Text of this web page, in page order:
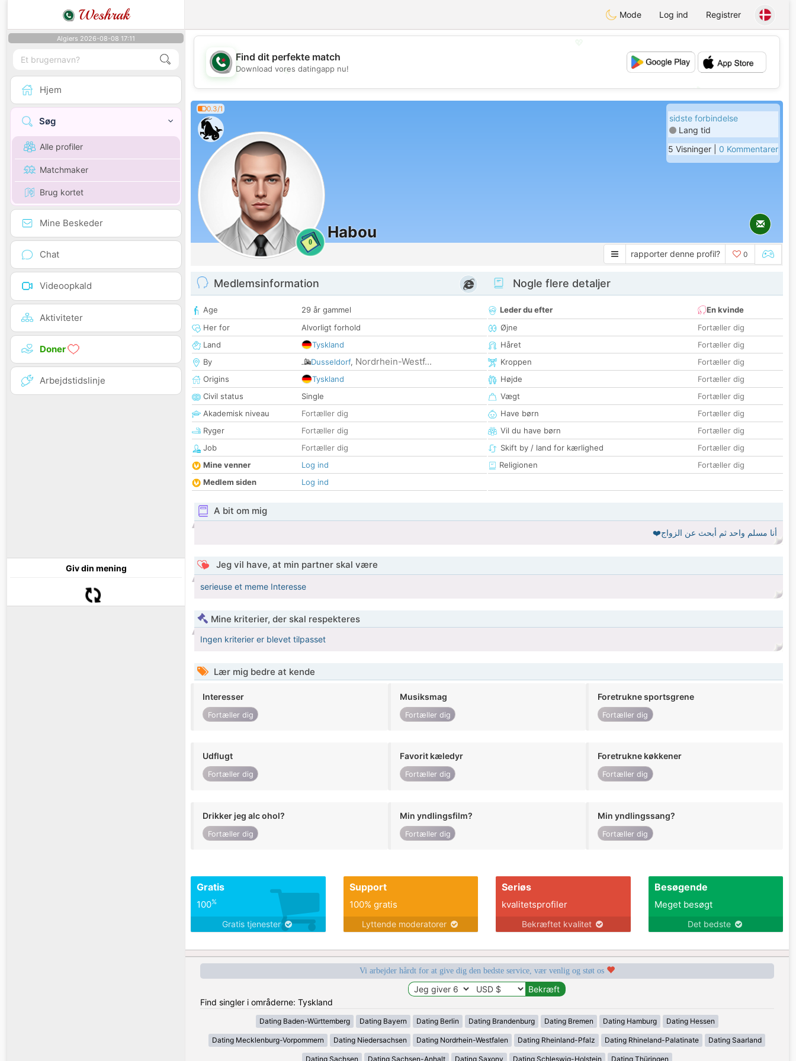
Weshrak Mode Log ind Registrer
Algiers 2026-08-08 17:11
Hjem
Søg
Alle profiler
Matchmaker
Brug kortet
Mine Beskeder
Chat
Videoopkald
Aktiviteter
Doner
Arbejdstidslinje
Giv din mening
💖
💕
Find dit perfekte match
Download vores datingapp nu!
0.3/1
0
Habou
sidste forbindelse
Lang tid
5 Visninger | 0 Kommentarer
rapporter denne profil? 0
Medlemsinformation
Age
29 år gammel
Her for
Alvorligt forhold
Land
Tyskland
By
Dusseldorf, Nordrhein-Westf...
Origins
Tyskland
Civil status
Single
Akademisk niveau
Fortæller dig
Ryger
Fortæller dig
Job
Fortæller dig
Mine venner
Log ind
Medlem siden
Log ind
Nogle flere detaljer
Leder du efter
En kvinde
Øjne
Fortæller dig
Håret
Fortæller dig
Kroppen
Fortæller dig
Højde
Fortæller dig
Vægt
Fortæller dig
Have børn
Fortæller dig
Vil du have børn
Fortæller dig
Skift by / land for kærlighed
Fortæller dig
Religionen
Fortæller dig
A bit om mig
أنا مسلم واحد ثم أبحث عن الزواج❤️
Jeg vil have, at min partner skal være
serieuse et meme Interesse
Mine kriterier, der skal respekteres
Ingen kriterier er blevet tilpasset
Lær mig bedre at kende
Interesser
Fortæller dig
Musiksmag
Fortæller dig
Foretrukne sportsgrene
Fortæller dig
Udflugt
Fortæller dig
Favorit kæledyr
Fortæller dig
Foretrukne køkkener
Fortæller dig
Drikker jeg alc ohol?
Fortæller dig
Min yndlingsfilm?
Fortæller dig
Min yndlingssang?
Fortæller dig
Gratis
100%
Gratis tjenester
Support
100% gratis
Lyttende moderatorer
Seriøs
kvalitetsprofiler
Bekræftet kvalitet
Besøgende
Meget besøgt
Det bedste
Vi arbejder hårdt for at give dig den bedste service, vær venlig og støt os
Find singler i områderne: Tyskland
Dating Baden-Württemberg Dating Bayern Dating Berlin Dating Brandenburg Dating Bremen Dating Hamburg Dating Hessen
Dating Mecklenburg-Vorpommern Dating Niedersachsen Dating Nordrhein-Westfalen Dating Rheinland-Pfalz Dating Rhineland-Palatinate Dating Saarland
Dating Sachsen Dating Sachsen-Anhalt Dating Saxony Dating Schleswig-Holstein Dating Thüringen